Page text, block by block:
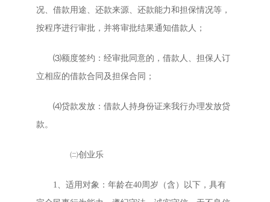
况、借款用途、还款来源、还款能力和担保情况等，
按程序进行审批，并将审批结果通知借款人；
⑶额度签约：经审批同意的，借款人、担保人订
立相应的借款合同及担保合同；
⑷贷款发放：借款人持身份证来我行办理发放贷
款。
㈡创业乐
1、适用对象：年龄在40周岁（含）以下，具有